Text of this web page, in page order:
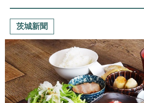
茨城新聞